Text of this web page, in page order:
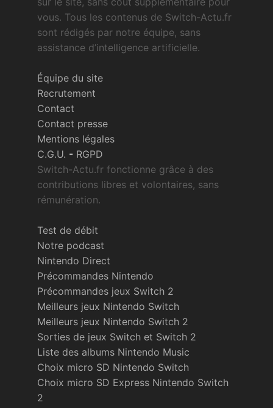
vous. Tous les contenus de Switch-Actu.fr
sont rédigés par notre équipe, sans
assistance d’intelligence artificielle.
Équipe du site
Recrutement
Contact
Contact presse
Mentions légales
C.G.U. - RGPD
Switch-Actu.fr fonctionne grâce à des
contributions libres et volontaires, sans
rémunération.
Test de débit
Notre podcast
Nintendo Direct
Précommandes Nintendo
Précommandes jeux Switch 2
Meilleurs jeux Nintendo Switch
Meilleurs jeux Nintendo Switch 2
Sorties de jeux Switch et Switch 2
Liste des albums Nintendo Music
Choix micro SD Nintendo Switch
Choix micro SD Express Nintendo Switch
2